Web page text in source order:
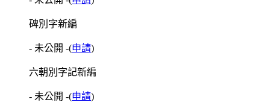
碑別字新編
- 未公開 -(申請)
六朝別字記新編
- 未公開 -(申請)